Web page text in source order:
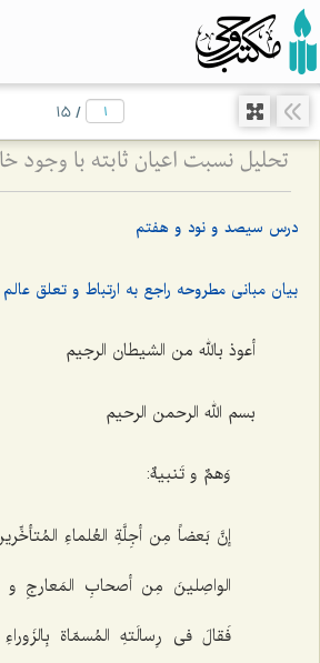
/
15
درس سیصد و نود و هفتم
بیان مبانی مطروحه راجع به ارتباط و تعلق عالم
أعوذ بالله من الشیطان الرجیم
بسم الله الرحمن الرحیم
وَهمٌ و تَنبیهٌ:
إنَّ بَعضاً مِن أجِلَّةِ العُلماءِ
الواصِلینَ مِن أصحابِ المَعارجِ و
فَقالَ فی رِسالَتهِ المُسمّاة